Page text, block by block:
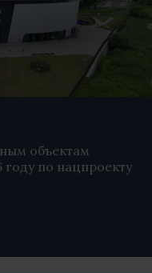
объектам
по нацпроекту